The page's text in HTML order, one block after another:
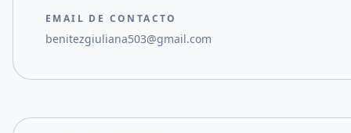
EMAIL DE CONTACTO
benitezgiuliana503@gmail.com